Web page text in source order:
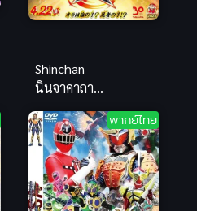
Shinchan
นินจาคาถา
ชินจังเดอะมูฟ
วี่ อนิเมะสุดฮา
กระจาย
พากย์ไทย